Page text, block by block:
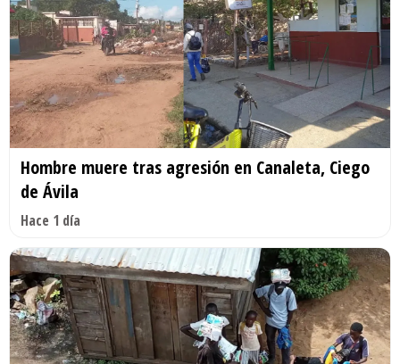
Hombre muere tras agresión en Canaleta, Ciego
de Ávila
Hace 1 día